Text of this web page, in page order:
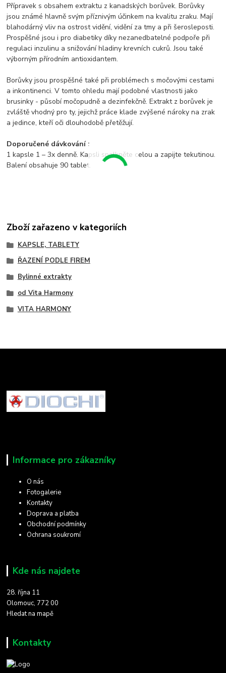
Přípravek s obsahem extraktu z kanadských borůvek. Borůvky
jsou známé hlavně svým příznivým účinkem na kvalitu zraku. Mají
blahodárný vliv na ostrost vidění, vidění za tmy a při šerosleposti.
Prospěšné jsou i pro diabetiky díky nezanedbatelné podpoře při
regulaci inzulinu a snižování hladiny krevních cukrů. Jsou také
výborným přírodním antioxidantem.
Borůvky jsou prospěšné také při problémech s močovými cestami
a inkontinenci. V tomto ohledu mají podobné vlastnosti jako
brusinky - působí močopudně a dezinfekčně. Extrakt z borůvek je
zvláště vhodný pro ty, jejichž práce klade zvýšené nároky na zrak
a jedince, kteří oči dlouhodobě přetěžují.
Doporučené dávkování :
1 kapsle 1 – 3x denně. Kapsli spolkněte celou a zapijte tekutinou.
Balení obsahuje 90 tablet.
Zboží zařazeno v kategoriích
KAPSLE, TABLETY
ŘAZENÍ PODLE FIREM
Bylinné extrakty
od Vita Harmony
VITA HARMONY
Informace pro zákazníky
O nás
Fotogalerie
Kontakty
Doprava a platba
Obchodní podmínky
Ochrana soukromí
Kde nás najdete
28. října 11
Olomouc, 772 00
Hledat na mapě
Kontakty